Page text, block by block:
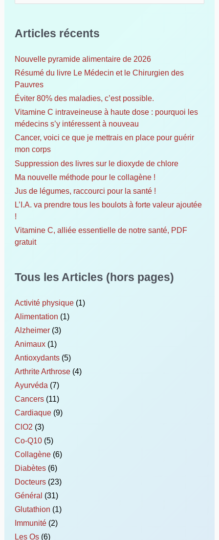
e
c
h
e
r
:
Articles récents
Nouvelle pyramide alimentaire de 2026
Résumé du livre Le Médecin et le Chirurgien des
Pauvres
Éviter 80% des maladies, c’est possible.
Vitamine C intraveineuse à haute dose : pourquoi les
médecins s’y intéressent à nouveau
Cancer, voici ce que je mettrais en place pour guérir
mon corps
Suppression des livres sur le dioxyde de chlore
Ma nouvelle méthode pour le collagène !
Jus de légumes, raccourci pour la santé !
L’I.A. va prendre tous les boulots à forte valeur ajoutée
!
Vitamine C, alliée essentielle de notre santé, PDF
gratuit
Tous les Articles (hors pages)
Activité physique (1)
Alimentation (1)
Alzheimer (3)
Animaux (1)
Antioxydants (5)
Arthrite Arthrose (4)
Ayurvéda (7)
Cancers (11)
Cardiaque (9)
ClO2 (3)
Co-Q10 (5)
Collagène (6)
Diabètes (6)
Docteurs (23)
Général (31)
Glutathion (1)
Immunité (2)
Les Os (6)